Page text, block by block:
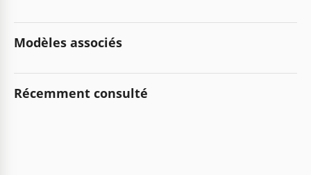
Modèles associés
Récemment consulté